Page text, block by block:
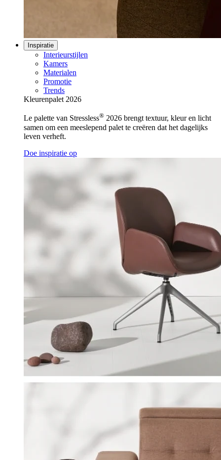
Inspiratie
Interieurstijlen
Kamers
Materialen
Promotie
Trends
Kleurenpalet 2026
Le palette van Stressless® 2026 brengt textuur, kleur en licht
samen om een meeslepend palet te creëren dat het dagelijks
leven verheft.
Doe inspiratie op